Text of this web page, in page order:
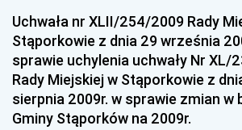
Dziennik Urzędowy Ministerstwa
Chemicznego i Lekkiego
Dziennik Urzędowy Ministerstwa
Gospodarki Żywnościowej
Uchwała nr XLII/254/2009 Rady
Stąporkowie z dnia 29 września
sprawie uchylenia uchwały Nr XL/
Rady Miejskiej w Stąporkowie z
sierpnia 2009r. w sprawie zmian w
Gminy Stąporków na 2009r.